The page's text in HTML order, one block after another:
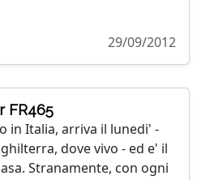
29/09/2012
FR465
in Italia, arriva il lunedi' -
dove vivo - ed e' il
Stranamente, con ogni